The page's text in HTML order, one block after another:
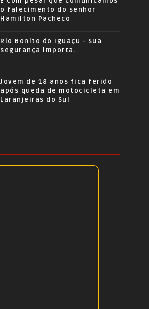
o falecimento do senhor
Hamilton Pacheco
Rio Bonito do Iguaçu - Sua
segurança importa.
Jovem de 18 anos fica ferido
após queda de motocicleta em
Laranjeiras do Sul